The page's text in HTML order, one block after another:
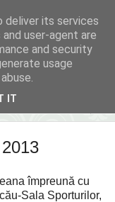
împreună cu
Sala Sporturilor,
deliver its services
user-agent are
and security
usage
IT